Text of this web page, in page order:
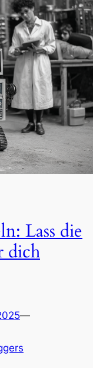
Lass die
dich
—